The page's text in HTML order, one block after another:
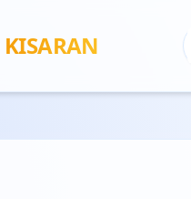
KISARAN